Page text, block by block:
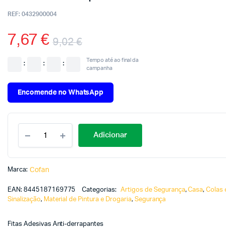
REF: 0432900004
9,02€
7,67€
: : :
Tempo até ao final da
campanha
Encomende no WhatsApp
Adicionar
Marca: Cofan
EAN: 8445187169775 Categorias: Artigos de Segurança,Casa,Colas
Sinalização, Material de Pintura e Drogaria, Segurança
Fitas Adesivas Anti-derrapantes